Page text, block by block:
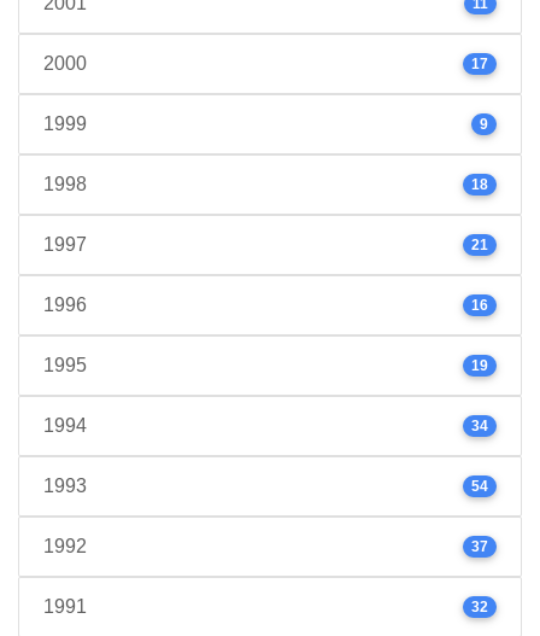
2000 17
1999 9
1998 18
1997 21
1996 16
1995 19
1994 34
1993 54
1992 37
1991 32